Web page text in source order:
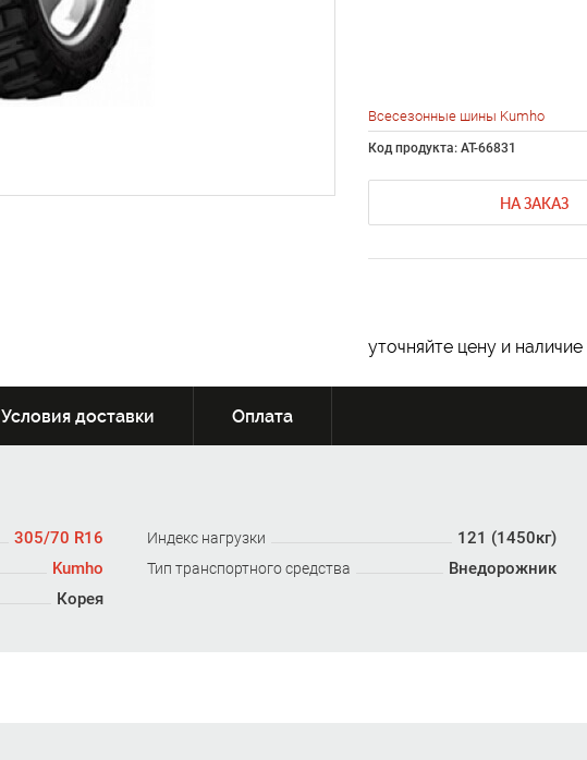
Всесезонные шины Kumho
Код продукта: AT-66831
НА ЗАКАЗ
уточняйте цену и
Условия доставки Оплата
305/70 R16 Индекс нагрузки 121 (1450кг)
Kumho Тип транспортного средства Внедорожник
Корея